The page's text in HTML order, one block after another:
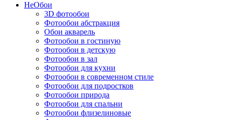
НеОбои
3D фотообои
Фотообои абстракция
Обои акварель
Фотообои в гостиную
Фотообои в детскую
Фотообои в зал
Фотообои для кухни
Фотообои в современном стиле
Фотообои для подростков
Фотообои природа
Фотообои для спальни
Фотообои флизелиновые